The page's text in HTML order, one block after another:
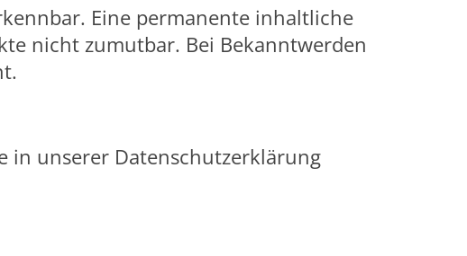
Eine permanente inhaltliche
nicht zumutbar. Bei Bekanntwerden
in unserer Datenschutzerklärung